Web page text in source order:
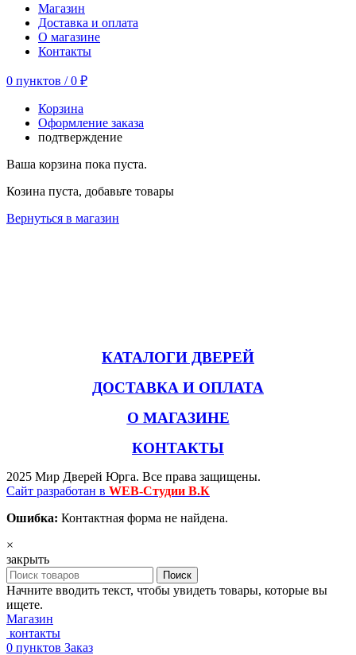
Магазин
Доставка и оплата
О магазине
Контакты
0 пунктов / 0 ₽
Корзина
Оформление заказа
подтверждение
Ваша корзина пока пуста.
Козина пуста, добавьте товары
Вернуться в магазин
КАТАЛОГИ ДВЕРЕЙ
ДОСТАВКА И ОПЛАТА
О МАГАЗИНЕ
КОНТАКТЫ
2025 Мир Дверей Юрга. Все права защищены.
Сайт разработан в WEB-Студии В.К
Ошибка: Контактная форма не найдена.
×
закрыть
Поиск
Начните вводить текст, чтобы увидеть товары, которые вы
ищете.
Магазин
контакты
0 пунктов Заказ